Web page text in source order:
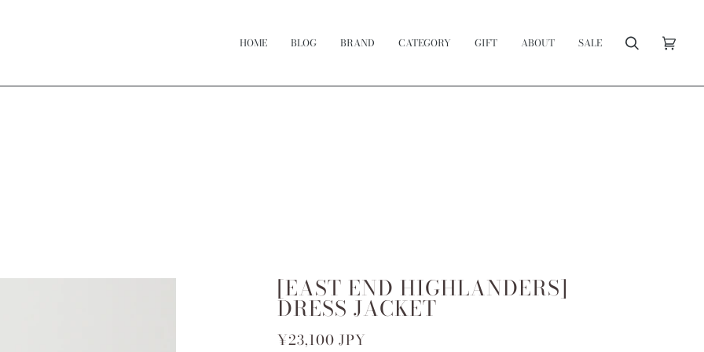
HOME BLOG BRAND CATEGORY GIFT ABOUT SALE Search Cart
[EAST END HIGHLANDERS]
DRESS JACKET
¥23,100 JPY